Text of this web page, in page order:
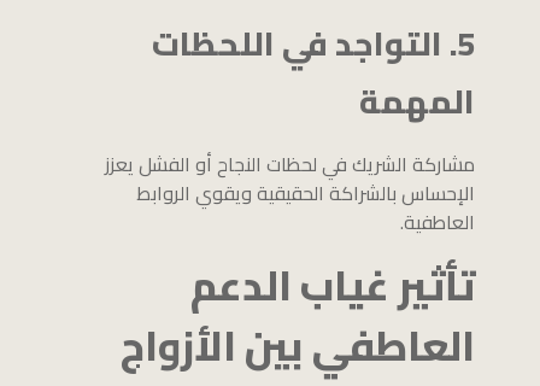
5. التواجد في اللحظات
المهمة
مشاركة الشريك في لحظات النجاح أو الفشل يعزز
الإحساس بالشراكة الحقيقية ويقوي الروابط
العاطفية.
تأثير غياب الدعم
العاطفي بين الأزواج